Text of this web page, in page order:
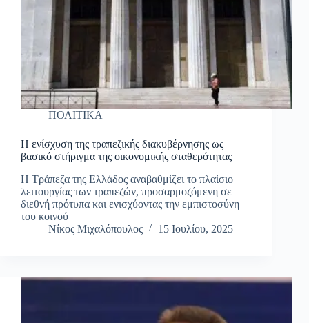
ΠΟΛΙΤΙΚΑ
Η ενίσχυση της τραπεζικής διακυβέρνησης ως
βασικό στήριγμα της οικονομικής σταθερότητας
Η Τράπεζα της Ελλάδος αναβαθμίζει το πλαίσιο
λειτουργίας των τραπεζών, προσαρμοζόμενη σε
διεθνή πρότυπα και ενισχύοντας την εμπιστοσύνη
του κοινού
Νίκος Μιχαλόπουλος
15 Ιουλίου, 2025